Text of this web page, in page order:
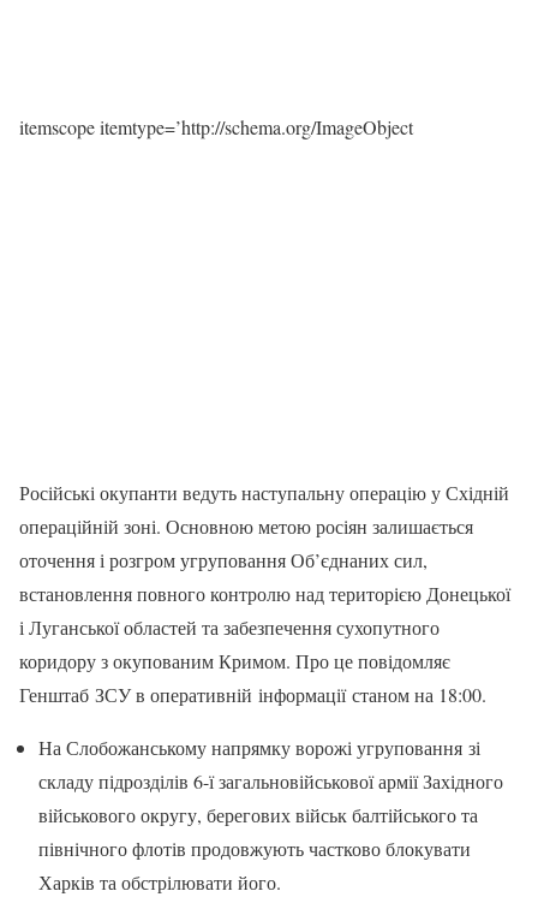
itemscope itemtype=’http://schema.org/ImageObject
Російські окупанти ведуть наступальну операцію у Східній
операційній зоні. Основною метою росіян залишається
оточення і розгром угруповання Об’єднаних сил,
встановлення повного контролю над територією Донецької
і Луганської областей та забезпечення сухопутного
коридору з окупованим Кримом. Про це повідомляє
Генштаб ЗСУ в оперативній інформації станом на 18:00.
На Слобожанському напрямку ворожі угруповання зі
складу підрозділів 6-ї загальновійськової армії Західного
військового округу, берегових військ балтійського та
північного флотів продовжують частково блокувати
Харків та обстрілювати його.